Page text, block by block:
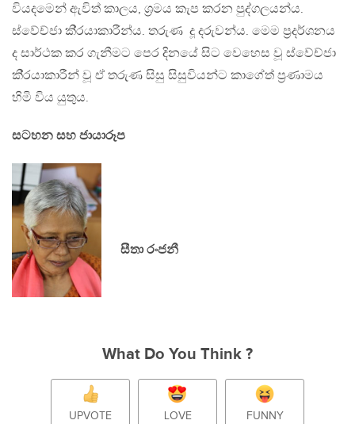
වියදමෙන් ඇවිත් කාලය, ශ‍්‍රමය කැප කරන පුද්ගලයන්ය.
ස්වේච්ජා කි‍්‍රයාකාරීන්ය. තරුණ දූ දරුවන්ය. මෙම ප‍්‍රදර්ශනය
ද සාර්ථක කර ගැනීමට පෙර දිනයේ සිට වෙහෙස වූ ස්වේච්ජා
කි‍්‍රයාකාරීන් වූ ඒ තරුණ සිසු සිසුවියන්ට කාගේත් ප‍්‍රණාමය
හිමි විය යුතුය.
සටහන සහ ජායාරූප
සීතා රංජනී
What Do You Think ?
UPVOTE LOVE FUNNY